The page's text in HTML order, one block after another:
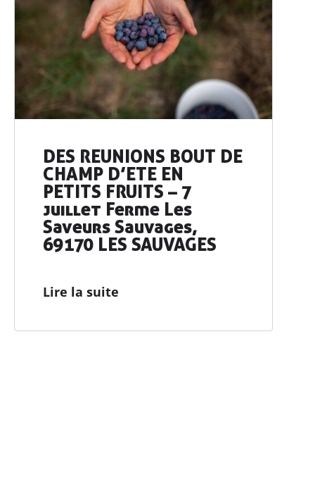
DES REUNIONS BOUT DE
CHAMP D’ETE EN
PETITS FRUITS – 7
juillet Ferme Les
Saveurs Sauvages,
69170 LES SAUVAGES
Lire la suite